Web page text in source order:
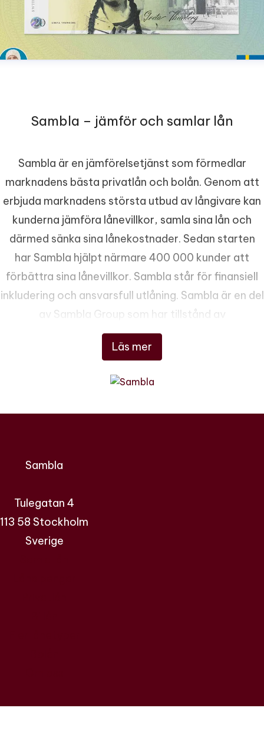
Sambla – jämför och samlar lån
Läs mer
Sambla är en jämförelsetjänst som förmedlar
marknadens bästa privatlån och bolån. Genom att
erbjuda marknadens största utbud av långivare kan
kunderna jämföra lånevillkor, samla sina lån och
därmed sänka sina lånekostnader. Sedan starten
har Sambla hjälpt närmare 400 000 kunder att
förbättra sina lånevillkor. Sambla står för finansiell
inkludering och ansvarsfull utlåning. Sambla är en del
av Sambla Group som har tillstånd av
Finansinspektionen att bedriva
konsumentkreditförmedling och
Sambla
Tulegatan 4
113 58 Stockholm
Sverige